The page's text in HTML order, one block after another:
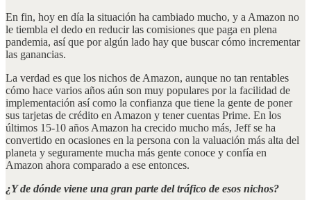
En fin, hoy en día la situación ha cambiado mucho, y a Amazon no
le tiembla el dedo en reducir las comisiones que paga en plena
pandemia, así que por algún lado hay que buscar cómo incrementar
las ganancias.
La verdad es que los nichos de Amazon, aunque no tan rentables
cómo hace varios años aún son muy populares por la facilidad de
implementación así como la confianza que tiene la gente de poner
sus tarjetas de crédito en Amazon y tener cuentas Prime. En los
últimos 15-10 años Amazon ha crecido mucho más, Jeff se ha
convertido en ocasiones en la persona con la valuación más alta del
planeta y seguramente mucha más gente conoce y confía en
Amazon ahora comparado a ese entonces.
¿Y de dónde viene una gran parte del tráfico de esos nichos?